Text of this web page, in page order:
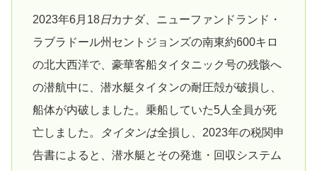
2023年6月18日カナダ、ニューファンドランド・
ラブラドール州セントジョンズの南東約600キロ
の北大西洋で、豪華客船タイタニック号の残骸へ
の潜航中に、潜水艇タイタンの耐圧殻が破損し、
船体が内破しました。乗船していた5人全員が死
亡しました。
タイタンは全損し、2023年の税関申
告書によると、潜水艇とその発進・回収システム